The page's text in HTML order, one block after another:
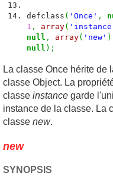
defclass ( 'Once' ,
1 , array(
null , array( 'new' )
null ) ;
La classe Once hérite de
classe Object. La
classe instance garde
instance de la classe. La
classe new.
new
SYNOPSIS